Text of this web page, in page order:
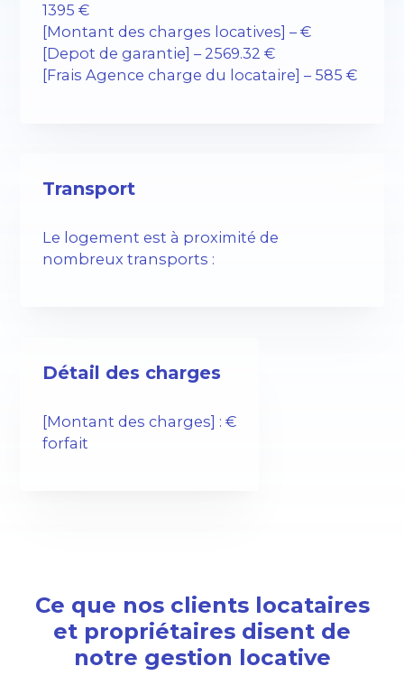
1395 €
[Montant des charges locatives] – €
[Depot de garantie] – 2569.32 €
[Frais Agence charge du locataire] – 585 €
Transport
Le logement est à proximité de
nombreux transports :
Détail des charges
[Montant des charges] : €
forfait
Ce que nos clients locataires
et propriétaires disent de
notre gestion locative